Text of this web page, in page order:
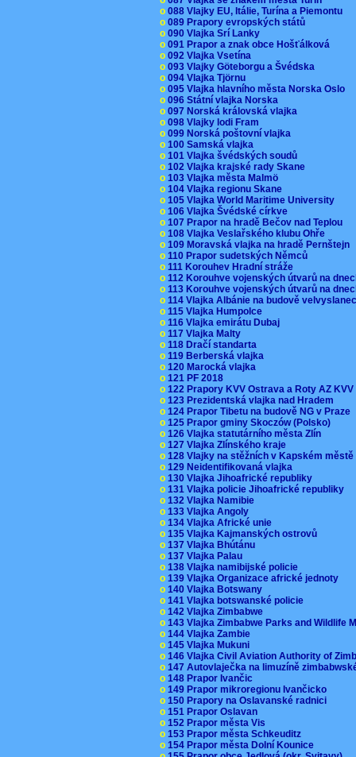
o 088 Vlajky EU, Itálie, Turína a Piemontu
o 089 Prapory evropských států
o 090 Vlajka Srí Lanky
o 091 Prapor a znak obce Hošťálková
o 092 Vlajka Vsetína
o 093 Vlajky Göteborgu a Švédska
o 094 Vlajka Tjörnu
o 095 Vlajka hlavního města Norska Oslo
o 096 Státní vlajka Norska
o 097 Norská královská vlajka
o 098 Vlajky lodi Fram
o 099 Norská poštovní vlajka
o 100 Samská vlajka
o 101 Vlajka švédských soudů
o 102 Vlajka krajské rady Skane
o 103 Vlajka města Malmö
o 104 Vlajka regionu Skane
o 105 Vlajka World Maritime University
o 106 Vlajka Švédské církve
o 107 Prapor na hradě Bečov nad Teplou
o 108 Vlajka Veslařského klubu Ohře
o 109 Moravská vlajka na hradě Pernštejn
o 110 Prapor sudetských Němců
o 111 Korouhev Hradní stráže
o 112 Korouhve vojenských útvarů na
o 113 Korouhve vojenských útvarů na
o 114 Vlajka Albánie na budově
o 115 Vlajka Humpolce
o 116 Vlajka emirátu Dubaj
o 117 Vlajka Malty
o 118 Dračí standarta
o 119 Berberská vlajka
o 120 Marocká vlajka
o 121 PF 2018
o 122 Prapory KVV Ostrava a Roty AZ
o 123 Prezidentská vlajka nad Hradem
o 124 Prapor Tibetu na budově NG v Praze
o 125 Prapor gminy Skoczów (Polsko)
o 126 Vlajka statutárního města Zlín
o 127 Vlajka Zlínského kraje
o 128 Vlajky na stěžních v Kapském
o 129 Neidentifikovaná vlajka
o 130 Vlajka Jihoafrické republiky
o 131 Vlajka policie Jihoafrické republiky
o 132 Vlajka Namibie
o 133 Vlajka Angoly
o 134 Vlajka Africké unie
o 135 Vlajka Kajmanských ostrovů
o 137 Vlajka Bhútánu
o 137 Vlajka Palau
o 138 Vlajka namibijské policie
o 139 Vlajka Organizace africké jednoty
o 140 Vlajka Botswany
o 141 Vlajka botswanské policie
o 142 Vlajka Zimbabwe
o 143 Vlajka Zimbabwe Parks and Wildlife
o 144 Vlajka Zambie
o 145 Vlajka Mukuni
o 146 Vlajka Civil Aviation Authority of
o 147 Autovlaječka na limuzíně
o 148 Prapor Ivančic
o 149 Prapor mikroregionu Ivančicko
o 150 Prapory na Oslavanské radnici
o 151 Prapor Oslavan
o 152 Prapor města Vis
o 153 Prapor města Schkeuditz
o 154 Prapor města Dolní Kounice